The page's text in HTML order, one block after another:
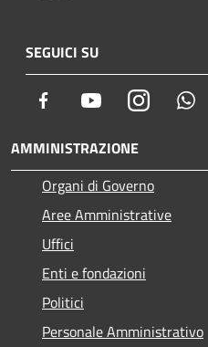
SEGUICI SU
Facebook YoutubeInstagram
AMMINISTRAZIONE
Organi di Governo
Aree Amministrative
Uffici
Enti e fondazioni
Politici
Personale Amministrativo